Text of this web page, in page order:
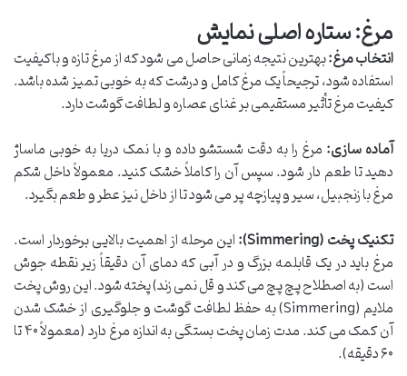
مرغ: ستاره اصلی نمایش
انتخاب مرغ:بهترین نتیجه زمانی حاصل می شود که از مرغ تازه و باکیفیت
استفاده شود، ترجیحاً یک مرغ کامل و درشت که به خوبی تمیز شده باشد.
کیفیت مرغ تأثیر مستقیمی بر غنای عصاره و لطافت گوشت دارد.
آماده سازی:مرغ را به دقت شستشو داده و با نمک دریا به خوبی ماساژ
دهید تا طعم دار شود. سپس آن را کاملاً خشک کنید. معمولاً داخل شکم
مرغ با زنجبیل، سیر و پیازچه پر می شود تا از داخل نیز عطر و طعم بگیرد.
تکنیک پخت (Simmering):
این مرحله از اهمیت بالایی برخوردار است.
مرغ باید در یک قابلمه بزرگ و در آبی که دمای آن دقیقاً زیر نقطه جوش
است (به اصطلاح پچ پچ می کند و قل نمی زند) پخته شود. این روش پخت
ملایم (Simmering) به حفظ لطافت گوشت و جلوگیری از خشک شدن
آن کمک می کند. مدت زمان پخت بستگی به اندازه مرغ دارد (معمولاً ۴۰ تا
۶۰ دقیقه).